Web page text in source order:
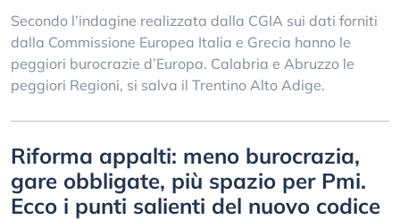
Secondo l’indagine realizzata dalla CGIA sui dati forniti
dalla Commissione Europea Italia e Grecia hanno le
peggiori burocrazie d’Europa. Calabria e Abruzzo le
peggiori Regioni, si salva il Trentino Alto Adige.
Riforma appalti: meno burocrazia,
gare obbligate, più spazio per Pmi.
Ecco i punti salienti del nuovo codice